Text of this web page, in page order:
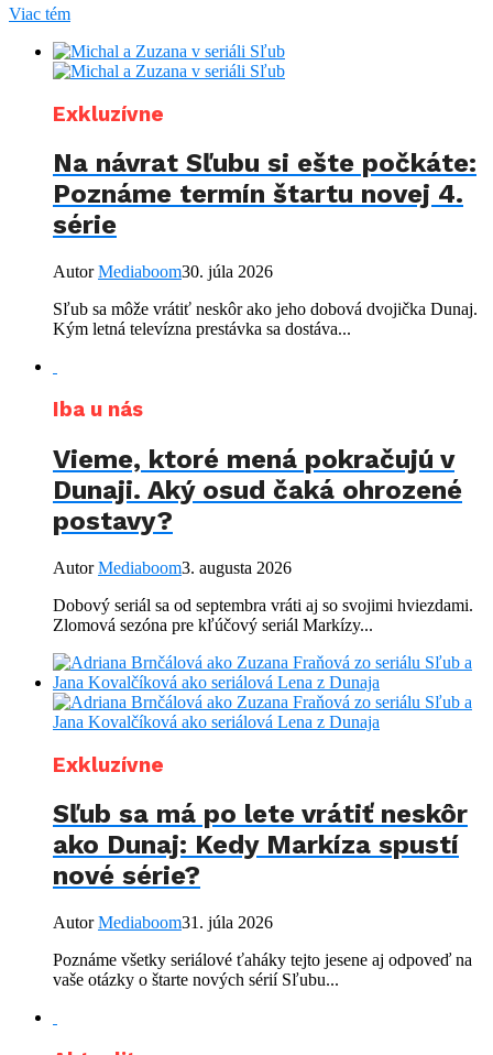
Viac tém
Exkluzívne
Na návrat Sľubu si ešte počkáte:
Poznáme termín štartu novej 4.
série
AutorMediaboom30. júla 2026
Sľub sa môže vrátiť neskôr ako jeho dobová dvojička Dunaj.
Kým letná televízna prestávka sa dostáva...
Iba u nás
Vieme, ktoré mená pokračujú v
Dunaji. Aký osud čaká ohrozené
postavy?
AutorMediaboom3. augusta 2026
Dobový seriál sa od septembra vráti aj so svojimi hviezdami.
Zlomová sezóna pre kľúčový seriál Markízy...
Exkluzívne
Sľub sa má po lete vrátiť neskôr
ako Dunaj: Kedy Markíza spustí
nové série?
AutorMediaboom31. júla 2026
Poznáme všetky seriálové ťaháky tejto jesene aj odpoveď na
vaše otázky o štarte nových sérií Sľubu...